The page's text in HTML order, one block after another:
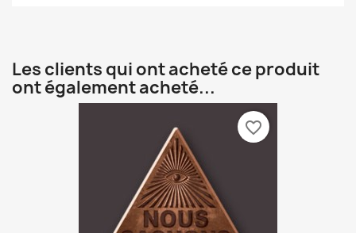
Les clients qui ont acheté ce produit
ont également acheté...
favorite_border